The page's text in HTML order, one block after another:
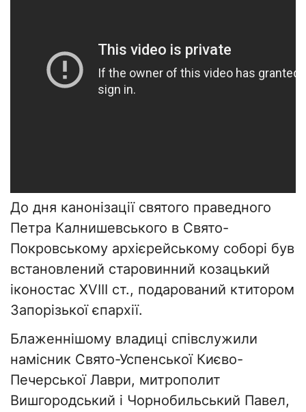
До дня канонізації святого праведного
Петра Калнишевського в Свято-
Покровському архієрейському соборі був
встановлений старовинний козацький
іконостас XVIII ст., подарований ктитором
Запорізької єпархії.
Блаженнішому владиці співслужили
намісник Свято-Успенської Києво-
Печерської Лаври, митрополит
Вишгородський і Чорнобильський Павел,